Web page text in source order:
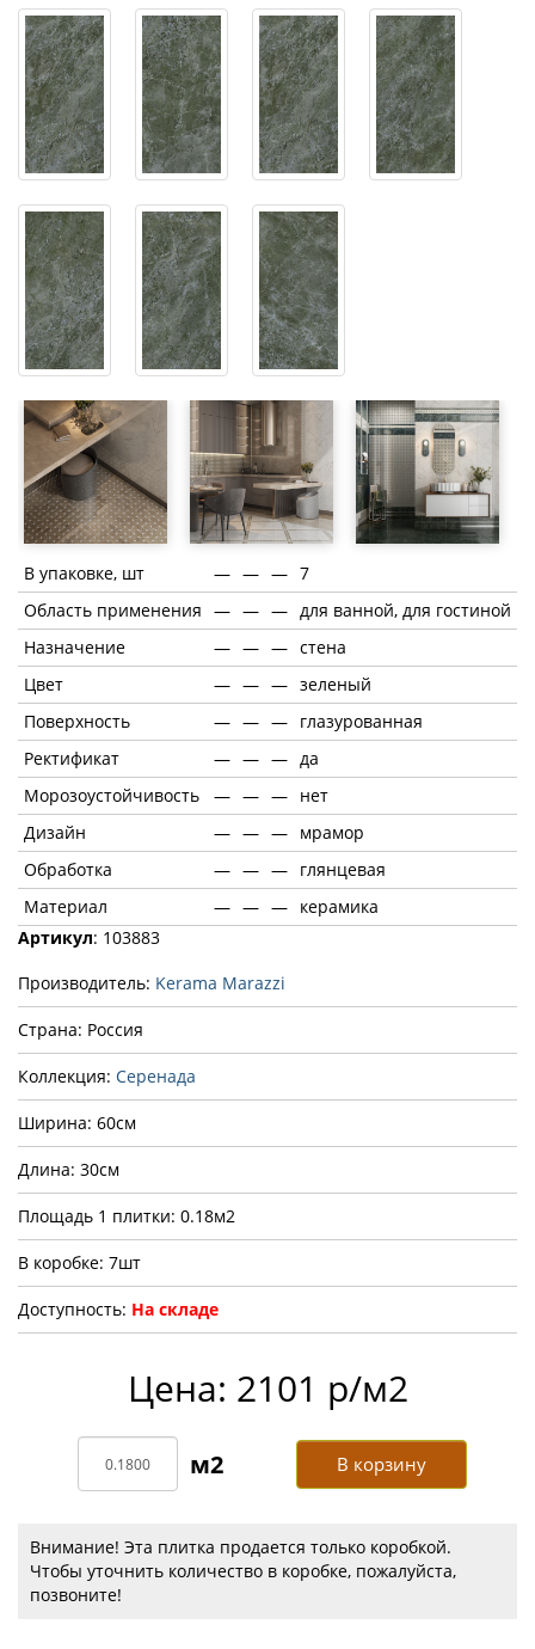
В упаковке, шт — — — 7
Область применения — — — для ванной, для гостиной
Назначение
— — — стена
Цвет
— — — зеленый
Поверхность
— — — глазурованная
Ректификат
— — — да
Морозоустойчивость
— — — нет
Дизайн
— — — мрамор
Обработка
— — — глянцевая
Материал
— — — керамика
Артикул: 103883
Производитель: Kerama Marazzi
Страна: Россия
Коллекция: Серенада
Ширина: 60см
Длина: 30см
Площадь 1 плитки: 0.18м2
В коробке: 7шт
Доступность: На складе
Цена: 2101 р/м2
В корзину
Внимание! Эта плитка продается только коробкой.
Чтобы уточнить количество в коробке, пожалуйста,
позвоните!